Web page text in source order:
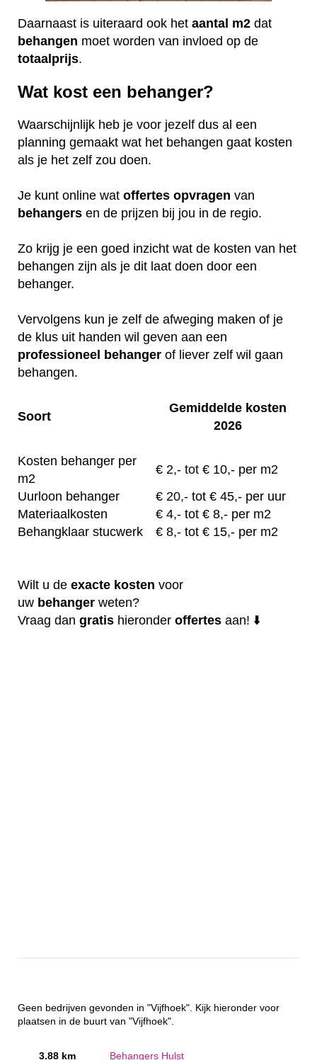
Daarnaast is uiteraard ook het aantal m2 dat
behangen moet worden van invloed op de
totaalprijs.
Wat kost een behanger?
Waarschijnlijk heb je voor jezelf dus al een
planning gemaakt wat het behangen gaat kosten
als je het zelf zou doen.
Je kunt online wat offertes opvragen van
behangers en de prijzen bij jou in de regio.
Zo krijg je een goed inzicht wat de kosten van het
behangen zijn als je dit laat doen door een
behanger.
Vervolgens kun je zelf de afweging maken of je
de klus uit handen wil geven aan een
professioneel behanger of liever zelf wil gaan
behangen.
Soort
Gemiddelde kosten
2026
Kosten behanger per
m2
€ 2,- tot € 10,- per m2
Uurloon behanger
€ 20,- tot € 45,- per uur
Materiaalkosten
€ 4,- tot € 8,- per m2
Behangklaar stucwerk
€ 8,- tot € 15,- per m2
Wilt u de exacte kosten voor
uw behanger weten?
Vraag dan gratis hieronder offertes aan! ⬇️
Geen bedrijven gevonden in "Vijfhoek". Kijk hieronder voor
plaatsen in de buurt van "Vijfhoek".
3.88 km Behangers Hulst